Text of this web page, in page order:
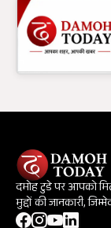
दमोह टुडे पर आपको
मुद्दों की जानकारी,